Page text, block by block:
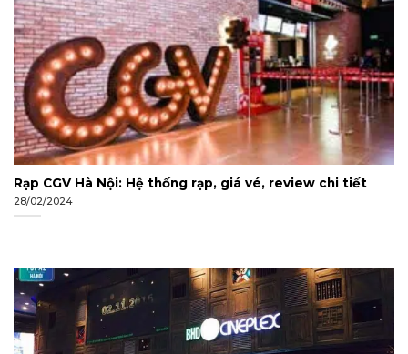
Rạp CGV Hà Nội: Hệ thống rạp, giá vé, review chi tiết
28/02/2024